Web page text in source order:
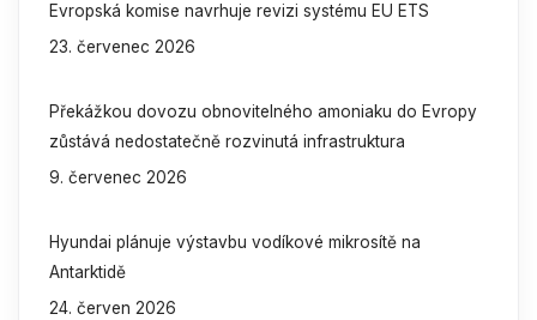
Evropská komise navrhuje revizi systému EU ETS
23. červenec 2026
Překážkou dovozu obnovitelného amoniaku do Evropy
zůstává nedostatečně rozvinutá infrastruktura
9. červenec 2026
Hyundai plánuje výstavbu vodíkové mikrosítě na
Antarktidě
24. červen 2026